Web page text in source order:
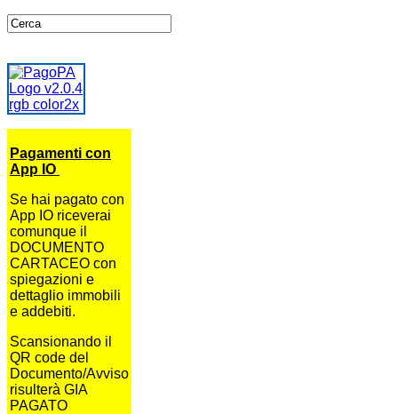
Pagamenti con
App IO
Se hai pagato con
App IO riceverai
comunque il
DOCUMENTO
CARTACEO con
spiegazioni e
dettaglio immobili
e addebiti.
Scansionando il
QR code del
Documento/Avviso
risulterà GIA
PAGATO